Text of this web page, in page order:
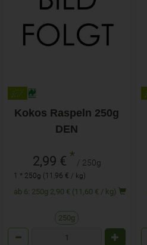
Kokos Raspeln 250g
DEN
2,99 € * / 250g
1 * 250g (11,96 € / kg)
ab 6: 250g 2,90 € (11,60 € / kg)
250g